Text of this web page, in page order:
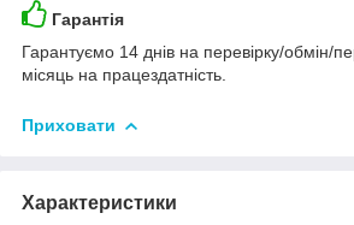
Гарантія
Гарантуємо 14 днів на перевірку/обмін/
місяць на працездатність.
Приховати
Характеристики